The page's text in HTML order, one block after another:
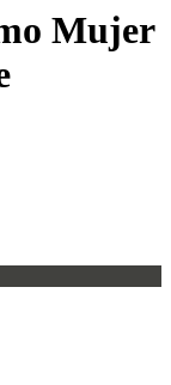
Mujer